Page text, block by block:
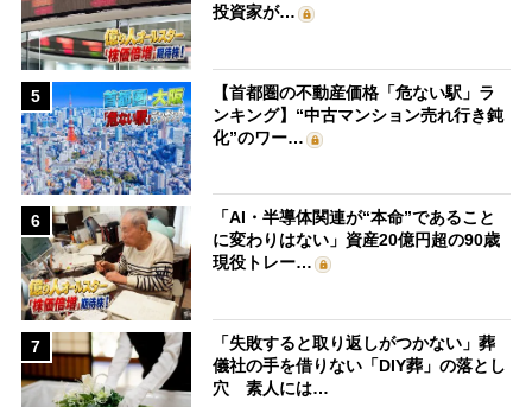
投資家が…
5
【首都圏の不動産価格「危ない駅」ラ
ンキング】“中古マンション売れ行き鈍
化”のワー…
6
「AI・半導体関連が“本命”であること
に変わりはない」資産20億円超の90歳
現役トレー…
7
「失敗すると取り返しがつかない」葬
儀社の手を借りない「DIY葬」の落とし
穴 素人には…